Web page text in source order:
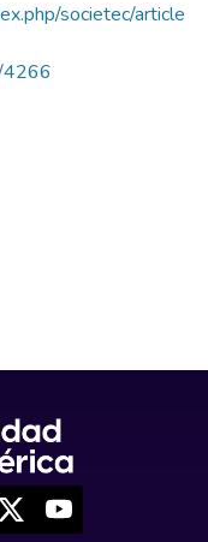
societec/article
4266